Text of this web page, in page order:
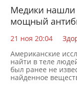
Медики нашли
мощный
21 ноя 20:04
Американские
найти в теле
был ранее не
найденное